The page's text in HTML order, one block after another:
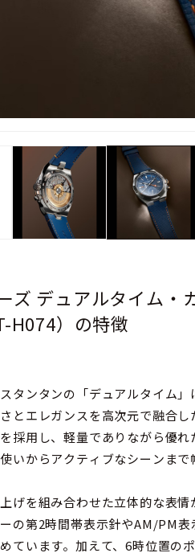
ズ デュアルタイム・
H074）の特徴
タンタンの「デュアルタイム
とエレガンスを高次元で融合
採用し、軽量でありながら優
いからアクティブなシーンまで
げを組み合わせた立体的な表
の第2時間帯表示針やAM/PM
ています。加えて、6時位置の